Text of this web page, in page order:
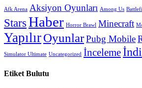
Afk Arena Aksiyon Oyunları Among Us
Stars Haber Horror Brawl Minecraft
YapılırOyunlarPubg Mobile
Simulator Ultimate Uncategorized İnceleme
Etiket Bulutu